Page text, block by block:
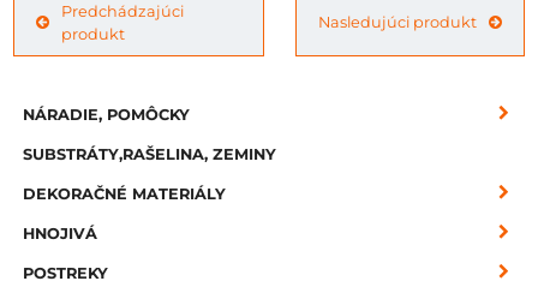
Predchádzajúci
produkt
Nasledujúci produkt
NÁRADIE, POMÔCKY
SUBSTRÁTY,RAŠELINA, ZEMINY
DEKORAČNÉ MATERIÁLY
HNOJIVÁ
POSTREKY